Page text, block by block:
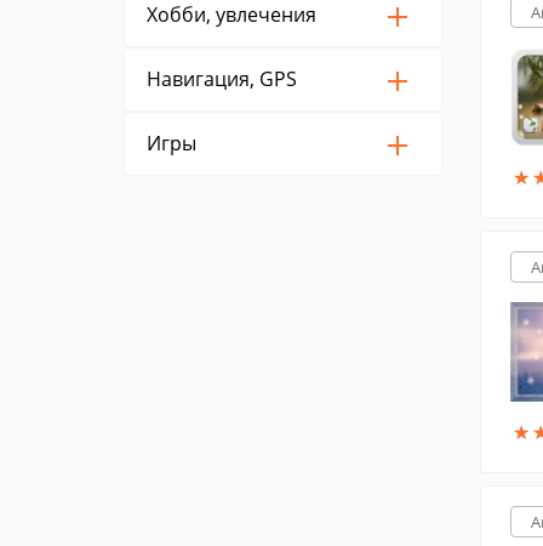
Хобби, увлечения
Навигация, GPS
Игры
★
★
★
★